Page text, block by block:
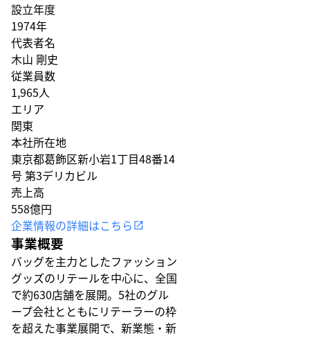
設立年度
1974年
代表者名
木山 剛史
従業員数
1,965人
エリア
関東
本社所在地
東京都葛飾区新小岩1丁目48番14
号 第3デリカビル
売上高
558億円
企業情報の詳細はこちら
事業概要
バッグを主力としたファッション
グッズのリテールを中心に、全国
で約630店舗を展開。5社のグル
ープ会社とともにリテーラーの枠
を超えた事業展開で、新業態・新